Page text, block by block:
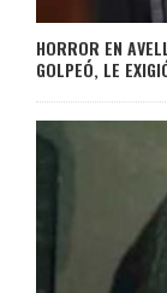
HORROR EN
GOLPEÓ, LE